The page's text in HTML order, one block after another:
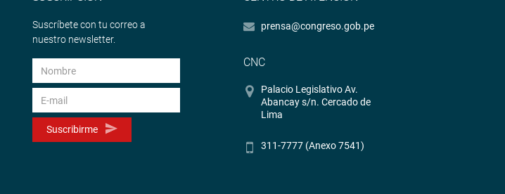
Suscríbete con tu correo a
nuestro newsletter.
Suscribirme
prensa@congreso.gob.pe
CNC
Palacio Legislativo Av.
Abancay s/n. Cercado de
Lima
311-7777 (Anexo 7541)